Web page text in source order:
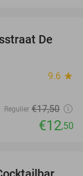
29%
De
9.6 star
Regulier €17,50
€12,50